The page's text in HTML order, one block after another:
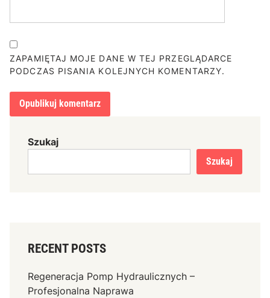
ZAPAMIĘTAJ MOJE DANE W TEJ PRZEGLĄDARCE
PODCZAS PISANIA KOLEJNYCH KOMENTARZY.
Szukaj
Szukaj
RECENT POSTS
Regeneracja Pomp Hydraulicznych –
Profesjonalna Naprawa